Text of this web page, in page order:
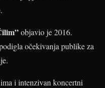
objavio je 2016.
očekivanja publike za
i intenzivan koncertni